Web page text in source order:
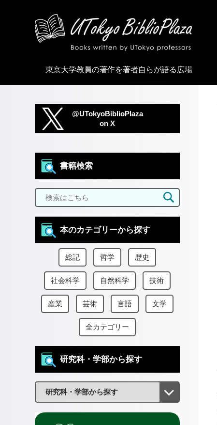
東京大学教員の著作を著者自らが語る広場
@UTokyoBiblioPlaza
on X
書籍検索
本のカテゴリーから探す
総記 哲学 歴史
社会科学 自然科学 技術
産業 芸術 言語 文学
全カテゴリー
研究科・学部から探す